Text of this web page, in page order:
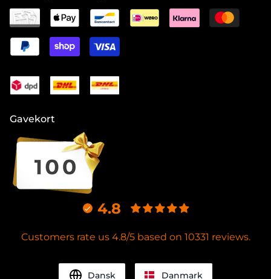
Gavekort
4.8
Customers rate us 4.8/5 based on 10331 reviews.
Dansk Danmark